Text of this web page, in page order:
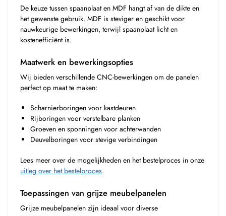
De keuze tussen spaanplaat en MDF hangt af van de dikte en
het gewenste gebruik. MDF is steviger en geschikt voor
nauwkeurige bewerkingen, terwijl spaanplaat licht en
kostenefficiënt is.
Maatwerk en bewerkingsopties
Wij bieden verschillende CNC-bewerkingen om de panelen
perfect op maat te maken:
Scharnierboringen voor kastdeuren
Rijboringen voor verstelbare planken
Groeven en sponningen voor achterwanden
Deuvelboringen voor stevige verbindingen
Lees meer over de mogelijkheden en het bestelproces in onze
uitleg over het bestelproces.
Toepassingen van grijze meubelpanelen
Grijze meubelpanelen zijn ideaal voor diverse